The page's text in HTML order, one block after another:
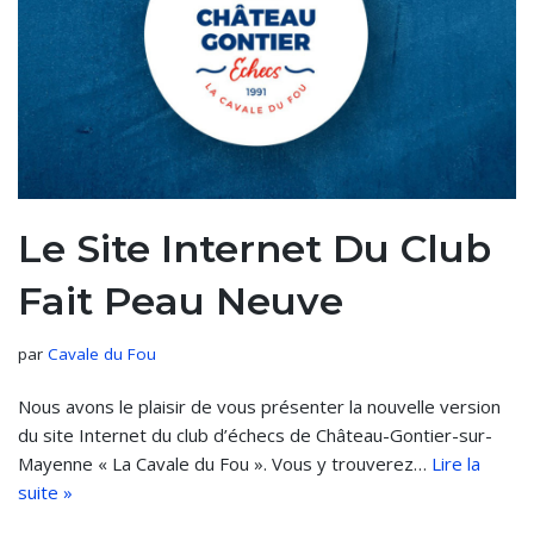
Le Site Internet Du Club
Fait Peau Neuve
par Cavale du Fou
Nous avons le plaisir de vous présenter la nouvelle version
du site Internet du club d’échecs de Château-Gontier-sur-
Mayenne « La Cavale du Fou ». Vous y trouverez… Lire la
suite »